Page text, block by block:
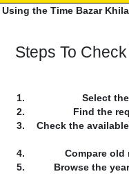
Using the Time Bazar
Steps To
Select
Find the
Check the
Compare
Browse the